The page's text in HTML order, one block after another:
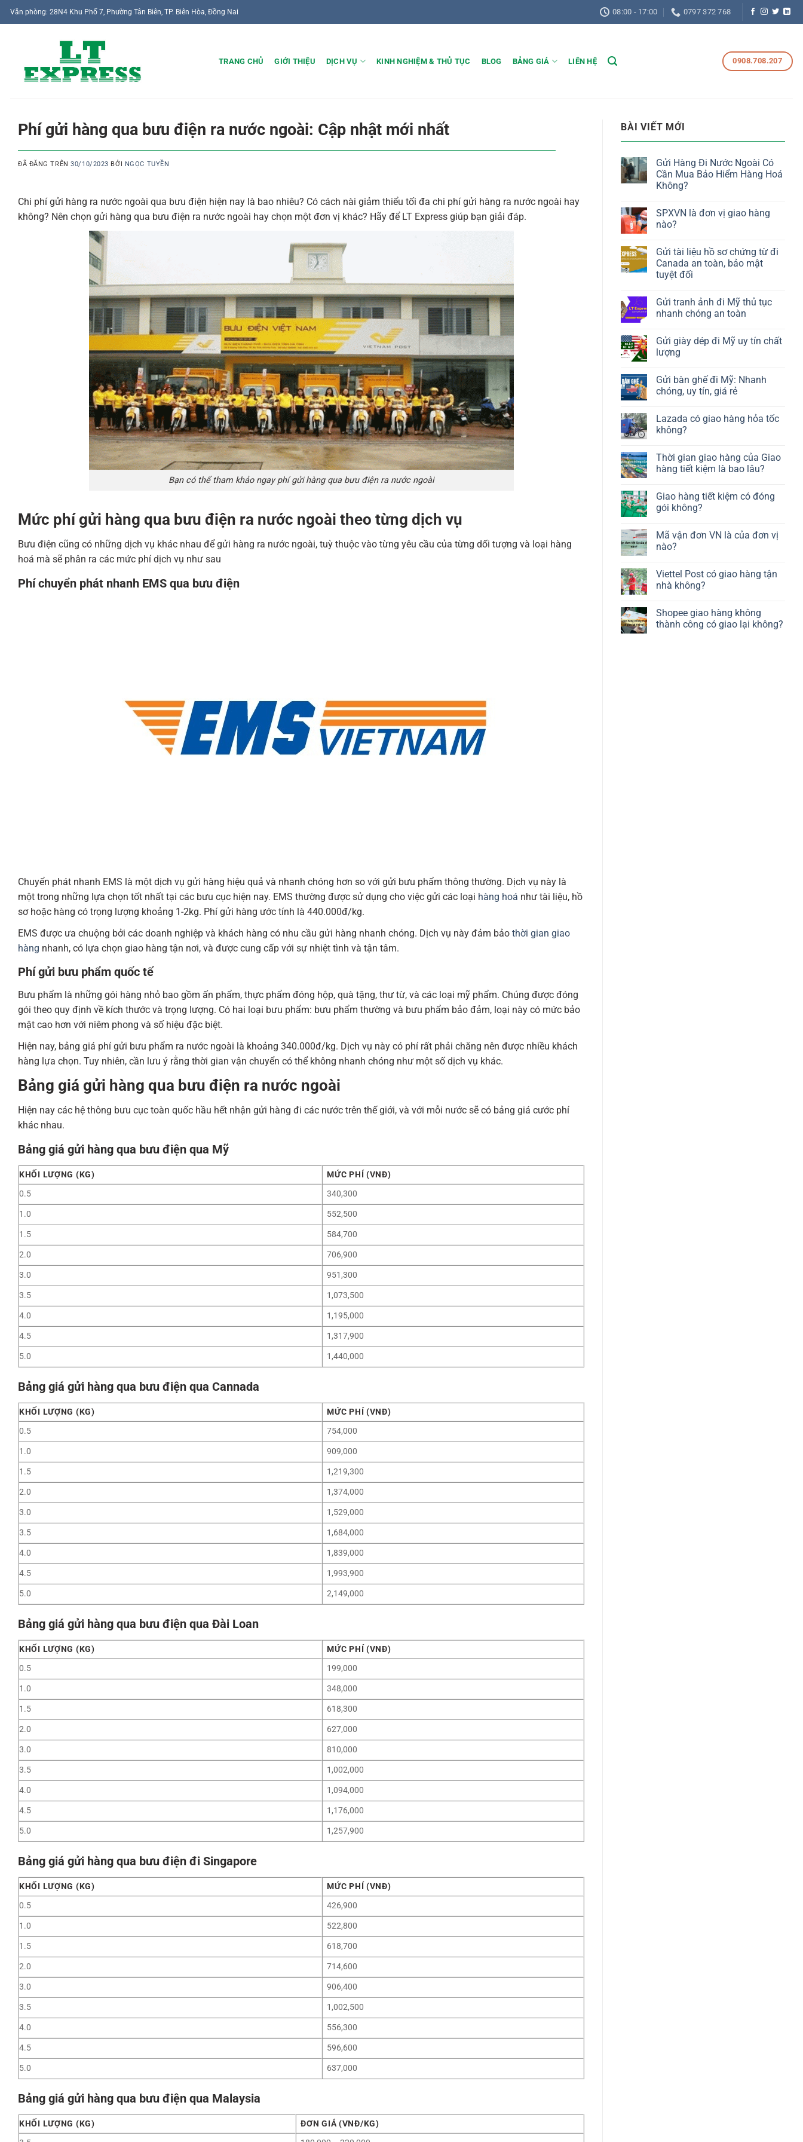
Chuyển
đến
Văn phòng: 28N4 Khu Phố 7, Phường Tân Biên, TP. Biên Hòa, Đồng Nai 08:00 - 17:00 0797 372 768
TRANG CHỦ GIỚI THIỆU DỊCH VỤ KINH NGHIỆM & THỦ TỤC BLOG BẢNG GIÁ LIÊN HỆ 0908.708.207
Phí gửi hàng qua bưu điện ra nước ngoài: Cập nhật mới nhất
ĐÃ ĐĂNG TRÊN30/10/2023 BỞI NGỌC TUYỀN
Chi phí gửi hàng ra nước ngoài qua bưu điện hiện nay là bao nhiêu? Có cách nài giảm thiểu tối đa chi phí gửi hàng ra nước ngoài hay
không? Nên chọn gửi hàng qua bưu điện ra nước ngoài hay chọn một đơn vị khác? Hãy để LT Express giúp bạn giải đáp.
Bạn có thể tham khảo ngay phí gửi hàng qua bưu điện ra nước ngoài
Mức phí gửi hàng qua bưu điện ra nước ngoài theo từng dịch vụ
Bưu điện cũng có những dịch vụ khác nhau để gửi hàng ra nước ngoài, tuỳ thuộc vào từng yêu cầu của từng dối tượng và loại hàng
hoá mà sẽ phân ra các mức phí dịch vụ như sau
Phí chuyển phát nhanh EMS qua bưu điện
Chuyển phát nhanh EMS là một dịch vụ gửi hàng hiệu quả và nhanh chóng hơn so với gửi bưu phẩm thông thường. Dịch vụ này là
một trong những lựa chọn tốt nhất tại các bưu cục hiện nay. EMS thường được sử dụng cho việc gửi các loại hàng hoá như tài liệu, hồ
sơ hoặc hàng có trọng lượng khoảng 1-2kg. Phí gửi hàng ước tính là 440.000đ/kg.
EMS được ưa chuộng bởi các doanh nghiệp và khách hàng có nhu cầu gửi hàng nhanh chóng. Dịch vụ này đảm bảo thời gian giao
hàng nhanh, có lựa chọn giao hàng tận nơi, và được cung cấp với sự nhiệt tình và tận tâm.
Phí gửi bưu phẩm quốc tế
Bưu phẩm là những gói hàng nhỏ bao gồm ấn phẩm, thực phẩm đóng hộp, quà tặng, thư từ, và các loại mỹ phẩm. Chúng được đóng
gói theo quy định về kích thước và trọng lượng. Có hai loại bưu phẩm: bưu phẩm thường và bưu phẩm bảo đảm, loại này có mức bảo
mật cao hơn với niêm phong và số hiệu đặc biệt.
Hiện nay, bảng giá phí gửi bưu phẩm ra nước ngoài là khoảng 340.000đ/kg. Dịch vụ này có phí rất phải chăng nên được nhiều khách
hàng lựa chọn. Tuy nhiên, cần lưu ý rằng thời gian vận chuyển có thể không nhanh chóng như một số dịch vụ khác.
Bảng giá gửi hàng qua bưu điện ra nước ngoài
Hiện nay các hệ thông bưu cục toàn quốc hầu hết nhận gửi hàng đi các nước trên thế giới, và với mỗi nước sẽ có bảng giá cước phí
khác nhau.
Bảng giá gửi hàng qua bưu điện qua Mỹ
KHỐI LƯỢNG (KG)
MỨC PHÍ (VNĐ)
0.5
340,300
1.0
552,500
1.5
584,700
2.0
706,900
3.0
951,300
3.5
1,073,500
4.0
1,195,000
4.5
1,317,900
5.0
1,440,000
Bảng giá gửi hàng qua bưu điện qua Cannada
KHỐI LƯỢNG (KG)
MỨC PHÍ (VNĐ)
0.5
754,000
1.0
909,000
1.5
1,219,300
2.0
1,374,000
3.0
1,529,000
3.5
1,684,000
4.0
1,839,000
4.5
1,993,900
5.0
2,149,000
Bảng giá gửi hàng qua bưu điện qua Đài Loan
KHỐI LƯỢNG (KG)
MỨC PHÍ (VNĐ)
0.5
199,000
1.0
348,000
1.5
618,300
2.0
627,000
3.0
810,000
3.5
1,002,000
4.0
1,094,000
4.5
1,176,000
5.0
1,257,900
Bảng giá gửi hàng qua bưu điện đi Singapore
KHỐI LƯỢNG (KG)
MỨC PHÍ (VNĐ)
0.5
426,900
1.0
522,800
1.5
618,700
2.0
714,600
3.0
906,400
3.5
1,002,500
4.0
556,300
4.5
596,600
5.0
637,000
Bảng giá gửi hàng qua bưu điện qua Malaysia
KHỐI LƯỢNG (KG)
ĐƠN GIÁ (VNĐ/KG)
BÀI VIẾT MỚI
Gửi Hàng Đi Nước Ngoài Có
Cần Mua Bảo Hiểm Hàng Hoá
Không?
SPXVN là đơn vị giao hàng
nào?
Gửi tài liệu hồ sơ chứng từ đi
Canada an toàn, bảo mật
tuyệt đối
Gửi tranh ảnh đi Mỹ thủ tục
nhanh chóng an toàn
Gửi giày dép đi Mỹ uy tín chất
lượng
Gửi bàn ghế đi Mỹ: Nhanh
chóng, uy tín, giá rẻ
Lazada có giao hàng hỏa tốc
không?
Thời gian giao hàng của Giao
hàng tiết kiệm là bao lâu?
Giao hàng tiết kiệm có đóng
gói không?
Mã vận đơn VN là của đơn vị
nào?
Viettel Post có giao hàng tận
nhà không?
Shopee giao hàng không
thành công có giao lại không?